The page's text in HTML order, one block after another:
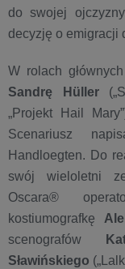
do swojej
decyzję o emigracji
W rolach
Sandrę Hüller
„Projekt Hail
Scenariusz
Handloegten. Do
swój wieloletni
Oscara®
kostiumografkę
scenografów
Sławińskiego